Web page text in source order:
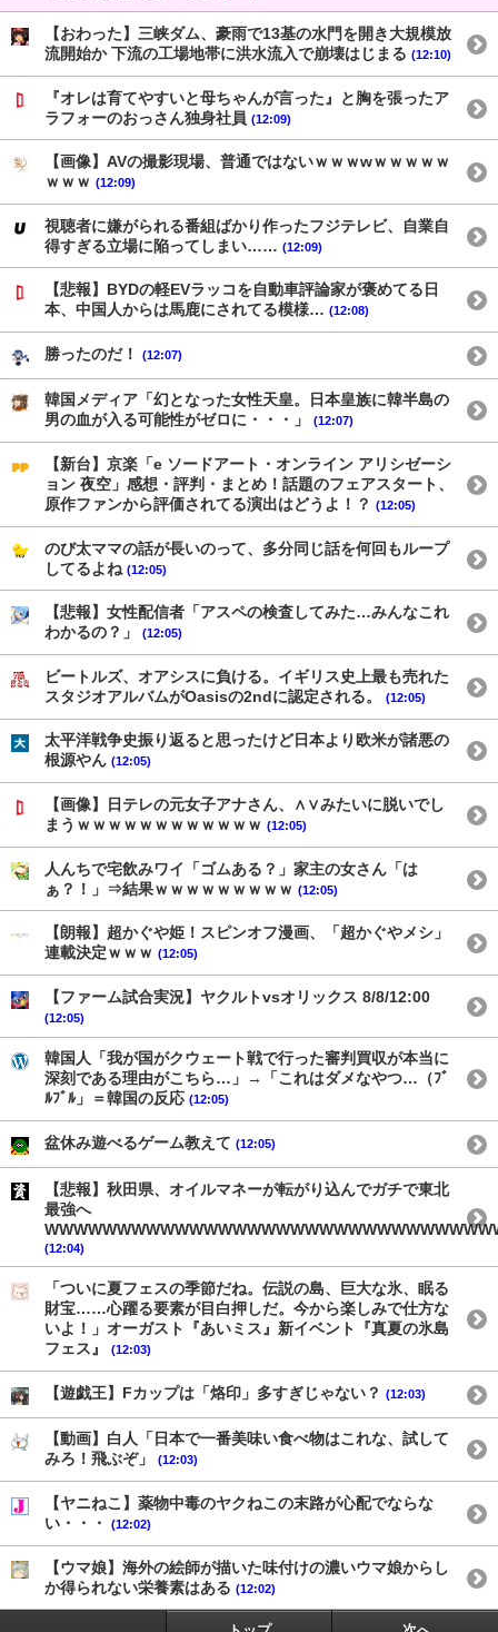
【おわった】三峡ダム、豪雨で13基の水門を開き大規模放
流開始か 下流の工場地帯に洪水流入で崩壊はじまる (12:10)
『オレは育てやすいと母ちゃんが言った』と胸を張ったア
ラフォーのおっさん独身社員 (12:09)
【画像】AVの撮影現場、普通ではないｗｗｗwｗｗｗｗｗ
ｗｗｗ (12:09)
視聴者に嫌がられる番組ばかり作ったフジテレビ、自業自
得すぎる立場に陥ってしまい…… (12:09)
【悲報】BYDの軽EVラッコを自動車評論家が褒めてる日
本、中国人からは馬鹿にされてる模様… (12:08)
勝ったのだ！ (12:07)
韓国メディア「幻となった女性天皇。日本皇族に韓半島の
男の血が入る可能性がゼロに・・・」
(12:07)
【新台】京楽「e ソードアート・オンライン アリシゼーシ
ョン 夜空」感想・評判・まとめ！話題のフェアスタート、
原作ファンから評価されてる演出はどうよ！？ (12:05)
のび太ママの話が長いのって、多分同じ話を何回もループ
してるよね (12:05)
【悲報】女性配信者「アスペの検査してみた…みんなこれ
わかるの？」
(12:05)
ビートルズ、オアシスに負ける。イギリス史上最も売れた
スタジオアルバムがOasisの2ndに認定される。
(12:05)
太平洋戦争史振り返ると思ったけど日本より欧米が諸悪の
根源やん (12:05)
【画像】日テレの元女子アナさん、∧∨みたいに脱いでし
まうｗｗｗｗｗｗｗｗｗｗｗｗ (12:05)
人んちで宅飲みワイ「ゴムある？」家主の女さん「は
ぁ？！」⇒結果ｗｗｗｗｗｗｗｗｗ (12:05)
【朗報】超かぐや姫！スピンオフ漫画、「超かぐやメシ」
連載決定ｗｗｗ (12:05)
【ファーム試合実況】ヤクルトvsオリックス 8/8/12:00
(12:05)
韓国人「我が国がクウェート戦で行った審判買収が本当に
深刻である理由がこちら…」→「これはダメなやつ…（ﾌﾞ
ﾙﾌﾞﾙ」＝韓国の反応 (12:05)
盆休み遊べるゲーム教えて (12:05)
【悲報】秋田県、オイルマネーが転がり込んでガチで東北
最強へ
(12:04)
「ついに夏フェスの季節だね。伝説の島、巨大な氷、眠る
財宝……心躍る要素が目白押しだ。今から楽しみで仕方な
いよ！」オーガスト『あいミス』新イベント『真夏の氷島
フェス』
(12:03)
【遊戯王】Fカップは「烙印」多すぎじゃない？ (12:03)
【動画】白人「日本で一番美味い食べ物はこれな、試して
みろ！飛ぶぞ」
(12:03)
【ヤニねこ】薬物中毒のヤクねこの末路が心配でならな
い・・・
(12:02)
【ウマ娘】海外の絵師が描いた味付けの濃いウマ娘からし
か得られない栄養素はある (12:02)